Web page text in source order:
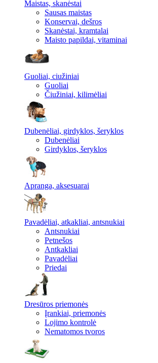
Maistas, skanėstai
Sausas maistas
Konservai, dešros
Skanėstai, kramtalai
Maisto papildai, vitaminai
Guoliai, ciužiniai
Guoliai
Čiužiniai, kilimėliai
Dubenėliai, girdyklos, šeryklos
Dubenėliai
Girdyklos, šeryklos
Apranga, aksesuarai
Pavadėliai, atkakliai, antsnukiai
Antsnukiai
Petnešos
Antkakliai
Pavadėliai
Priedai
Dresūros priemonės
Įrankiai, priemonės
Lojimo kontrolė
Nematomos tvoros